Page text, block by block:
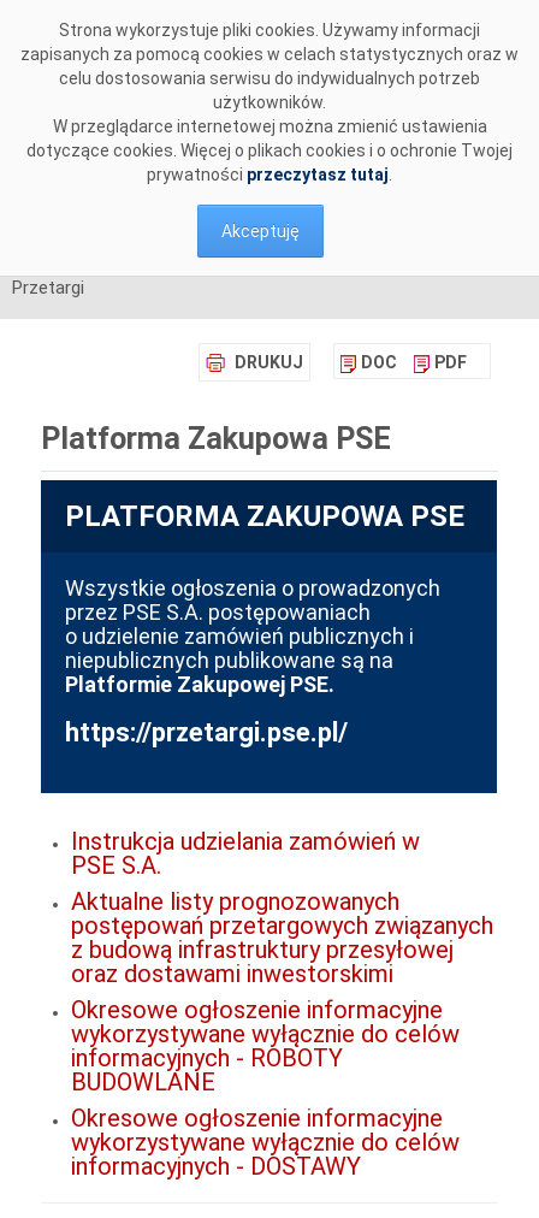
Strona wykorzystuje pliki cookies. Używamy informacji
zapisanych za pomocą cookies w celach statystycznych oraz w
celu dostosowania serwisu do indywidualnych potrzeb
użytkowników.
W przeglądarce internetowej można zmienić ustawienia
dotyczące cookies. Więcej o plikach cookies i o ochronie Twojej
prywatności przeczytasz tutaj
Akceptuję
Przetargi
DRUKUJ DOC PDF
Platforma Zakupowa PSE
PLATFORMA ZAKUPOWA PSE
Wszystkie ogłoszenia o prowadzonych
przez PSE S.A. postępowaniach
o udzielenie zamówień publicznych i
niepublicznych publikowane są na
Platformie Zakupowej PSE.
https://przetargi.pse.pl/
Instrukcja udzielania zamówień w
PSE S.A.
Aktualne listy prognozowanych
postępowań przetargowych związanych
z budową infrastruktury przesyłowej
oraz dostawami inwestorskimi
Okresowe ogłoszenie informacyjne
wykorzystywane wyłącznie do celów
informacyjnych - ROBOTY
BUDOWLANE
Okresowe ogłoszenie informacyjne
wykorzystywane wyłącznie do celów
informacyjnych - DOSTAWY